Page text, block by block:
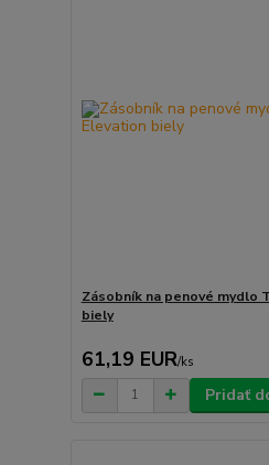
Zásobník na penové mydlo
biely
61,19 EUR/ks
Pridať